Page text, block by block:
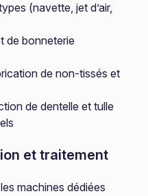
(navette, jet d’air,
de bonneterie
de non-tissés et
de dentelle et tulle
et traitement
machines dédiées